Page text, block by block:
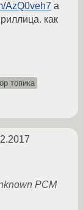
AzQ0veh7 а
как
топика
PCM